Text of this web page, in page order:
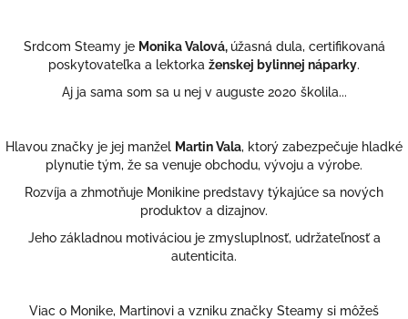
Srdcom Steamy je Monika Valová, úžasná dula, certifikovaná
poskytovateľka a lektorka ženskej bylinnej náparky.
Aj ja sama som sa u nej v auguste 2020 školila...
Hlavou značky je jej manžel Martin Vala, ktorý zabezpečuje hladké
plynutie tým, že sa venuje obchodu, vývoju a výrobe.
Rozvíja a zhmotňuje Monikine predstavy týkajúce sa nových
produktov a dizajnov.
Jeho základnou motiváciou je zmysluplnosť, udržateľnosť a
autenticita.
Viac o Monike, Martinovi a vzniku značky Steamy si môžeš